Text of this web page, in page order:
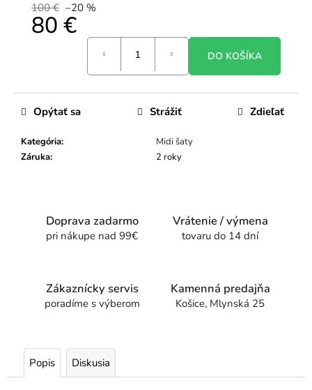
100 € –20 %
80 €
DO KOŠÍKA
Kategória:
Midi šaty
Záruka: 2 roky
Opýtať sa Strážiť Zdieľať
Doprava zadarmo
pri nákupe nad 99€
Vrátenie / výmena
tovaru do 14 dní
Zákaznícky servis
poradíme s výberom
Kamenná predajňa
Košice, Mlynská 25
Popis Diskusia